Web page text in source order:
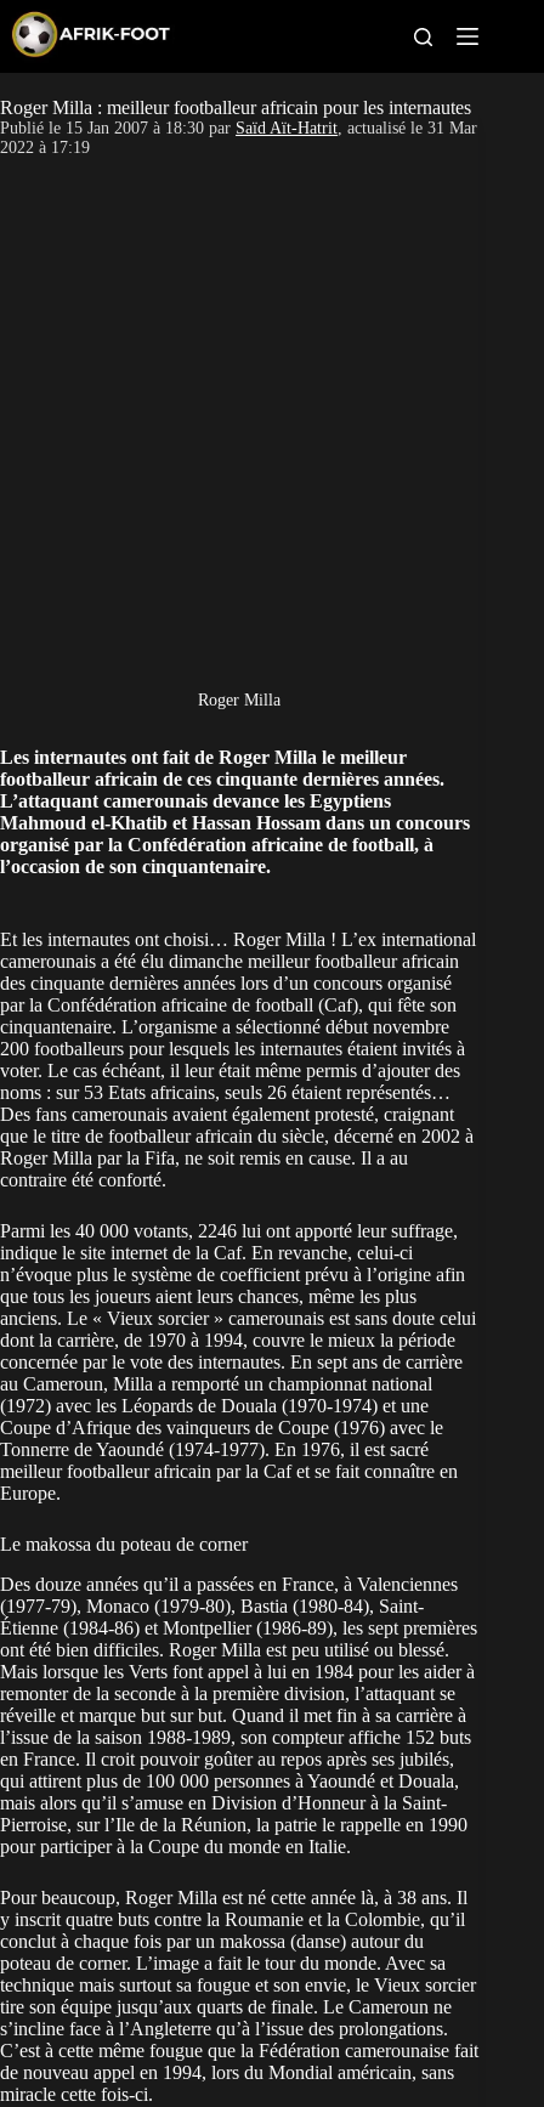
p
t
o
c
CAN féminine
Roger Milla : meilleur footballeur africain pour les internautes
Publié le 15 Jan 2007 à 18:30 par Saïd Aït-Hatrit, actualisé le 31 Mar
2022 à 17:19
Roger Milla
Les internautes ont fait de Roger Milla le meilleur
footballeur africain de ces cinquante dernières années.
L’attaquant camerounais devance les Egyptiens
Mahmoud el-Khatib et Hassan Hossam dans un concours
organisé par la Confédération africaine de football, à
l’occasion de son cinquantenaire.
Et les internautes ont choisi… Roger Milla ! L’ex international
camerounais a été élu dimanche meilleur footballeur africain
des cinquante dernières années lors d’un concours organisé
par la Confédération africaine de football (Caf), qui fête son
cinquantenaire. L’organisme a sélectionné début novembre
200 footballeurs pour lesquels les internautes étaient invités à
voter. Le cas échéant, il leur était même permis d’ajouter des
noms : sur 53 Etats africains, seuls 26 étaient représentés…
Des fans camerounais avaient également protesté, craignant
que le titre de footballeur africain du siècle, décerné en 2002 à
Roger Milla par la Fifa, ne soit remis en cause. Il a au
contraire été conforté.
Parmi les 40 000 votants, 2246 lui ont apporté leur suffrage,
indique le site internet de la Caf. En revanche, celui-ci
n’évoque plus le système de coefficient prévu à l’origine afin
que tous les joueurs aient leurs chances, même les plus
anciens. Le « Vieux sorcier » camerounais est sans doute celui
dont la carrière, de 1970 à 1994, couvre le mieux la période
concernée par le vote des internautes. En sept ans de carrière
au Cameroun, Milla a remporté un championnat national
(1972) avec les Léopards de Douala (1970-1974) et une
Coupe d’Afrique des vainqueurs de Coupe (1976) avec le
Tonnerre de Yaoundé (1974-1977). En 1976, il est sacré
meilleur footballeur africain par la Caf et se fait connaître en
Europe.
Le makossa du poteau de corner
Des douze années qu’il a passées en France, à Valenciennes
(1977-79), Monaco (1979-80), Bastia (1980-84), Saint-
Étienne (1984-86) et Montpellier (1986-89), les sept premières
ont été bien difficiles. Roger Milla est peu utilisé ou blessé.
Mais lorsque les Verts font appel à lui en 1984 pour les aider à
remonter de la seconde à la première division, l’attaquant se
réveille et marque but sur but. Quand il met fin à sa carrière à
l’issue de la saison 1988-1989, son compteur affiche 152 buts
en France. Il croit pouvoir goûter au repos après ses jubilés,
qui attirent plus de 100 000 personnes à Yaoundé et Douala,
mais alors qu’il s’amuse en Division d’Honneur à la Saint-
Pierroise, sur l’Ile de la Réunion, la patrie le rappelle en 1990
pour participer à la Coupe du monde en Italie.
Pour beaucoup, Roger Milla est né cette année là, à 38 ans. Il
y inscrit quatre buts contre la Roumanie et la Colombie, qu’il
conclut à chaque fois par un makossa (danse) autour du
poteau de corner. L’image a fait le tour du monde. Avec sa
technique mais surtout sa fougue et son envie, le Vieux sorcier
tire son équipe jusqu’aux quarts de finale. Le Cameroun ne
s’incline face à l’Angleterre qu’à l’issue des prolongations.
C’est à cette même fougue que la Fédération camerounaise fait
de nouveau appel en 1994, lors du Mondial américain, sans
miracle cette fois-ci.